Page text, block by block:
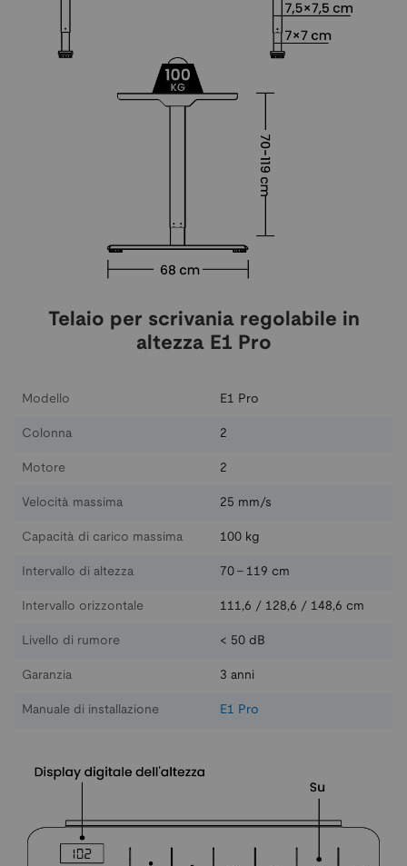
Telaio per scrivania regolabile in
altezza E1 Pro
Modello E1 Pro
Colonna 2
Motore 2
Velocità massima 25 mm/s
Capacità di carico massima 100 kg
Intervallo di altezza 70 - 119 cm
Intervallo orizzontale 111,6 / 128,6 / 148,6 cm
Livello di rumore < 50 dB
Garanzia 3 anni
Manuale di installazione E1 Pro